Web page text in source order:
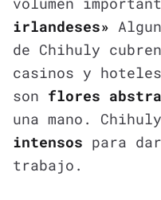
irlandeses»
de Chihuly
casinos y
son flores
una mano.
intensos para
trabajo.